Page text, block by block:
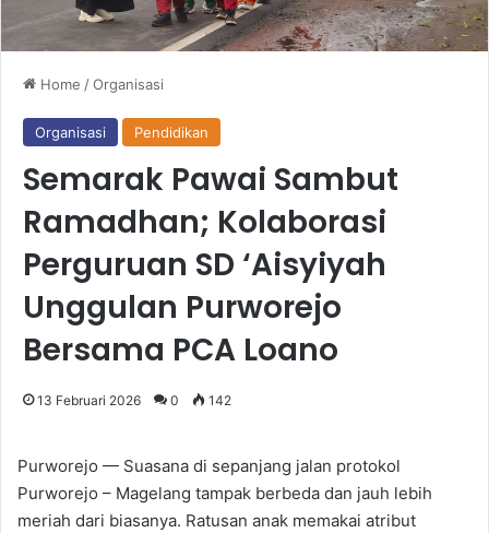
Home /Organisasi
Organisasi Pendidikan
Semarak Pawai Sambut
Ramadhan; Kolaborasi
Perguruan SD ‘Aisyiyah
Unggulan Purworejo
Bersama PCA Loano
13 Februari 2026 0 142
Purworejo — Suasana di sepanjang jalan protokol
Purworejo – Magelang tampak berbeda dan jauh lebih
meriah dari biasanya. Ratusan anak memakai atribut